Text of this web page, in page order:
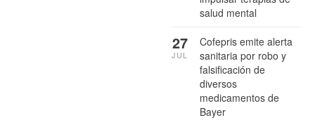
salud mental
Cofepris emite alerta
sanitaria por robo y
falsificación de
diversos
medicamentos de
Bayer
27
JUL